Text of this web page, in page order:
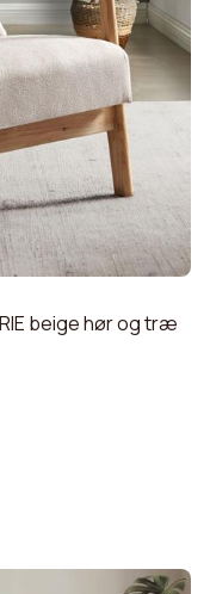
beige hør og træ